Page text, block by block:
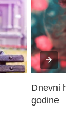
Dnevni
godine